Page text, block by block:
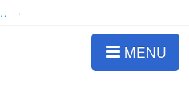
Vigentes
MENU